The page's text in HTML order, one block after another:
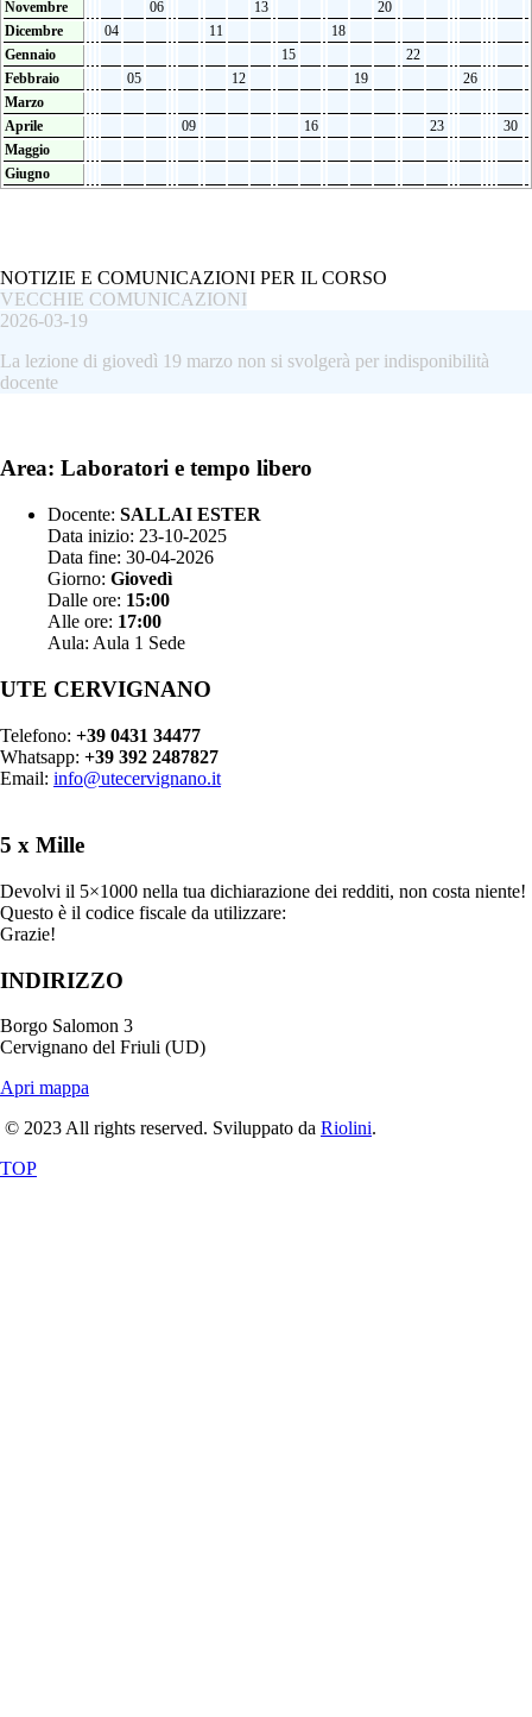
Novembre
06 13
20
Dicembre
04 11
18
Gennaio
15
22
Febbraio
05 12 19
26
Marzo
Aprile
09 16 23
30
Maggio
Giugno
NOTIZIE E COMUNICAZIONI PER IL CORSO
VECCHIE COMUNICAZIONI
2026-03-19
La lezione di giovedì 19 marzo non si svolgerà per indisponibilità
docente
Area: Laboratori e tempo libero
Docente: SALLAI ESTER
Data inizio: 23-10-2025
Data fine: 30-04-2026
Giorno: Giovedì
Dalle ore: 15:00
Alle ore: 17:00
Aula: Aula 1 Sede
UTE CERVIGNANO
Telefono: +39 0431 34477
Whatsapp: +39 392 2487827
Email: info@utecervignano.it
5 x Mille
Devolvi il 5×1000 nella tua dichiarazione dei redditi, non costa niente!
Questo è il codice fiscale da utilizzare:
Grazie!
INDIRIZZO
Borgo Salomon 3
Cervignano del Friuli (UD)
Apri mappa
© 2023 All rights reserved. Sviluppato da Riolini.
TOP